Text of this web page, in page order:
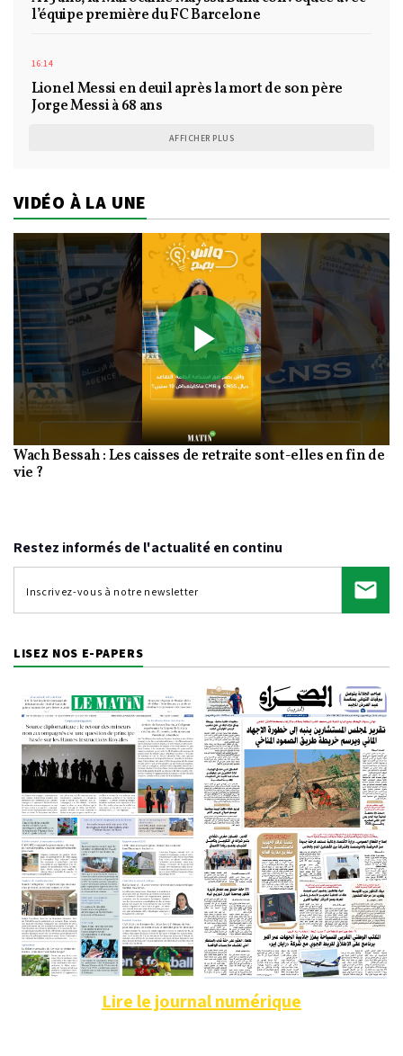
l’équipe première du FC Barcelone
16:14
Lionel Messi en deuil après la mort de son père
Jorge Messi à 68 ans
AFFICHER PLUS
VIDÉO À LA UNE
Play
Video
Wach Bessah : Les caisses de retraite sont-elles en fin de
vie ?
Restez informés de l'actualité en continu
LISEZ NOS E-PAPERS
Lire le journal numérique